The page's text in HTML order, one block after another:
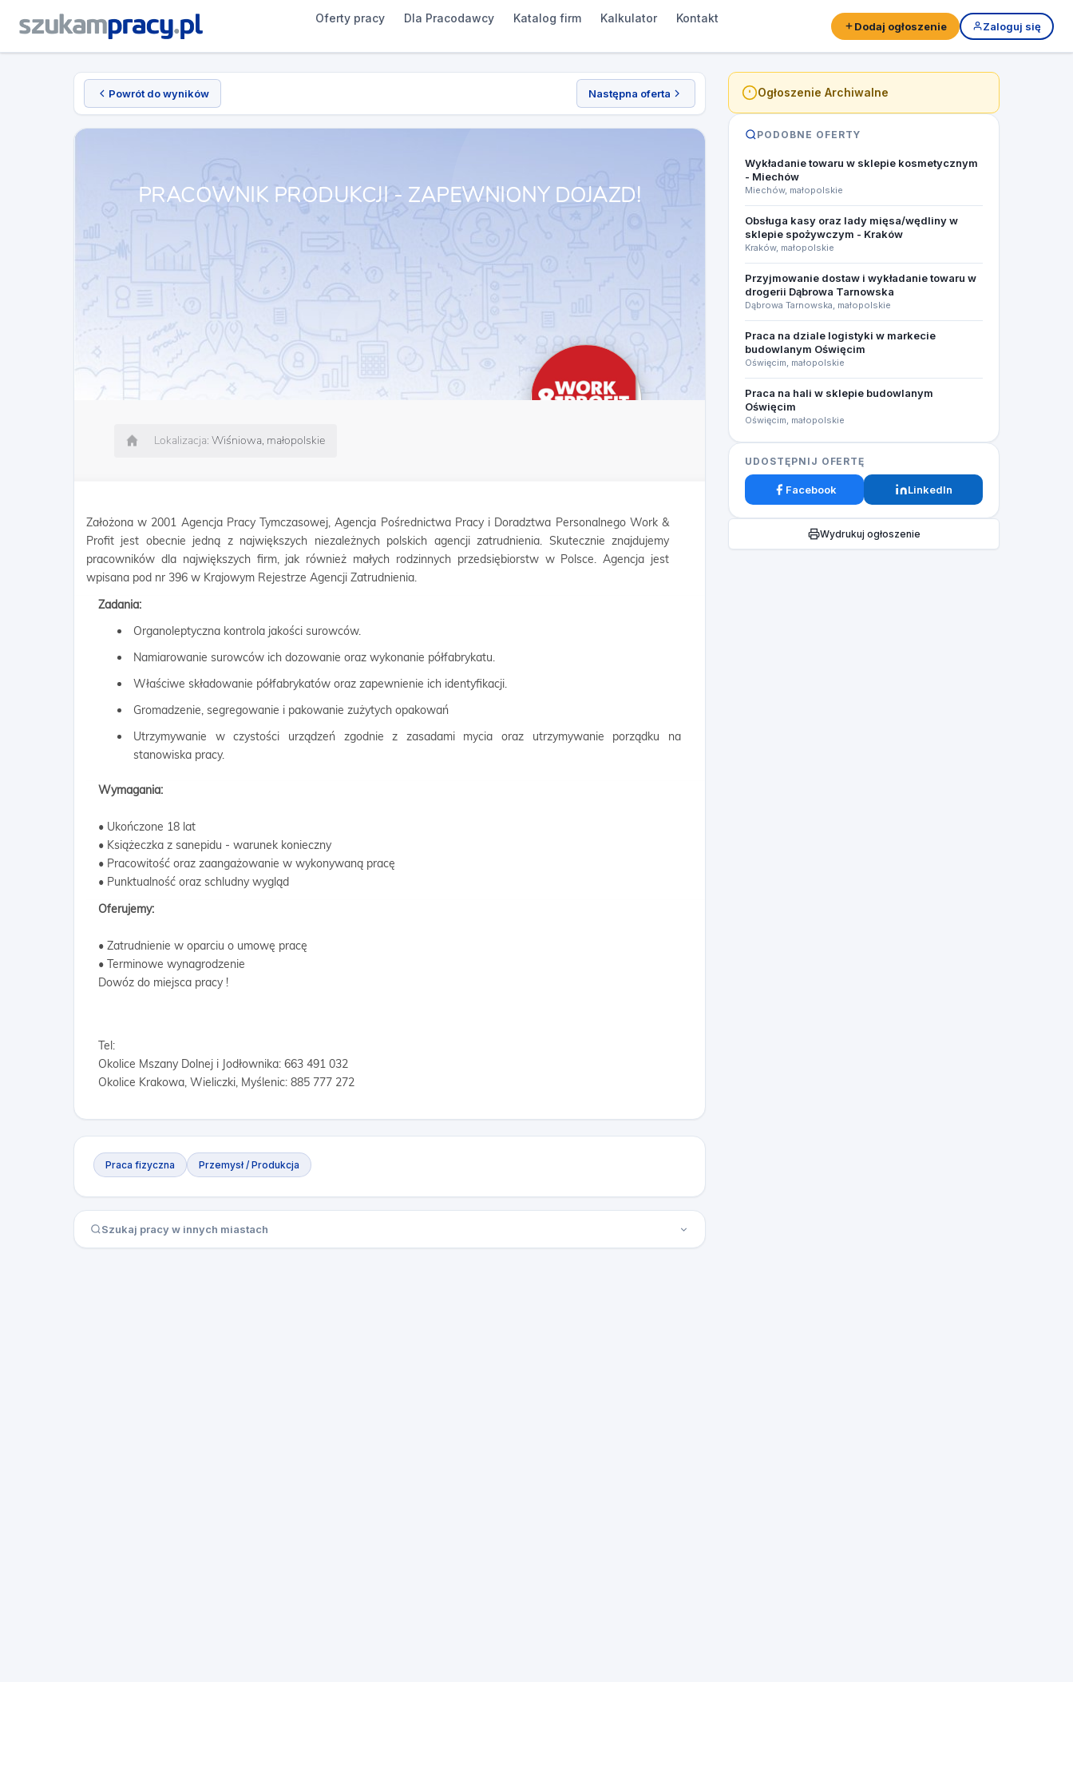
Oferty pracy Dla Pracodawcy Katalog firm Kalkulator Kontakt
Dodaj ogłoszenie Zaloguj się
Powrót do wyników Następna oferta
PRACOWNIK PRODUKCJI - ZAPEWNIONY DOJAZD!
Lokalizacja: Wiśniowa, małopolskie
Założona w 2001 Agencja Pracy Tymczasowej, Agencja Pośrednictwa Pracy i Doradztwa Personalnego Work &
Profit jest obecnie jedną z największych niezależnych polskich agencji zatrudnienia. Skutecznie znajdujemy
pracowników dla największych firm, jak również małych rodzinnych przedsiębiorstw w Polsce. Agencja jest
wpisana pod nr 396 w Krajowym Rejestrze Agencji Zatrudnienia.
Zadania:
Organoleptyczna kontrola jakości surowców.
Namiarowanie surowców ich dozowanie oraz wykonanie półfabrykatu.
Właściwe składowanie półfabrykatów oraz zapewnienie ich identyfikacji.
Gromadzenie, segregowanie i pakowanie zużytych opakowań
Utrzymywanie w czystości urządzeń zgodnie z zasadami mycia oraz utrzymywanie porządku na
stanowiska pracy.
Wymagania:
• Ukończone 18 lat
• Książeczka z sanepidu - warunek konieczny
• Pracowitość oraz zaangażowanie w wykonywaną pracę
• Punktualność oraz schludny wygląd
Oferujemy:
• Zatrudnienie w oparciu o umowę pracę
• Terminowe wynagrodzenie
Dowóz do miejsca pracy !
Tel:
Okolice Mszany Dolnej i Jodłownika: 663 491 032
Okolice Krakowa, Wieliczki, Myślenic: 885 777 272
Praca fizyczna Przemysł / Produkcja
Szukaj pracy w innych miastach
Ogłoszenie Archiwalne
PODOBNE OFERTY
Wykładanie towaru w sklepie kosmetycznym
- Miechów
Miechów, małopolskie
Obsługa kasy oraz lady mięsa/wędliny w
sklepie spożywczym - Kraków
Kraków, małopolskie
Przyjmowanie dostaw i wykładanie towaru w
drogerii Dąbrowa Tarnowska
Dąbrowa Tarnowska, małopolskie
Praca na dziale logistyki w markecie
budowlanym Oświęcim
Oświęcim, małopolskie
Praca na hali w sklepie budowlanym
Oświęcim
Oświęcim, małopolskie
UDOSTĘPNIJ OFERTĘ
Facebook LinkedIn
Wydrukuj ogłoszenie